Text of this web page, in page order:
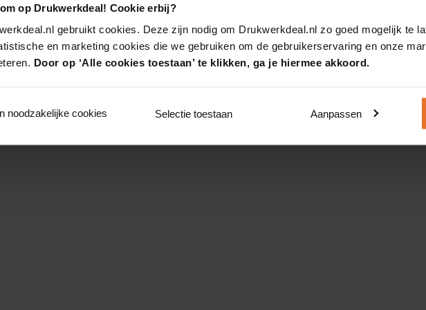
op Drukwerkdeal! Cookie erbij?
gebruikt cookies. Deze zijn nodig om Drukwerkdeal.nl zo goed mogelijk te
en marketing cookies die we gebruiken om de gebruikerservaring en onze
Door op ‘Alle cookies toestaan’ te klikken, ga je hiermee akkoord.
noodzakelijke cookies Selectie toestaan Aanpassen